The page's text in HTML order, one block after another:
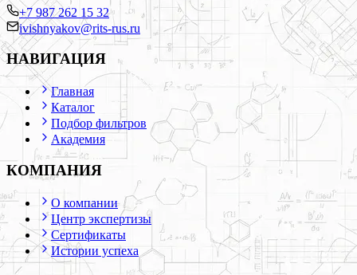
+7 987 262 15 32
ivishnyakov@rits-rus.ru
НАВИГАЦИЯ
Главная
Каталог
Подбор фильтров
Академия
КОМПАНИЯ
О компании
Центр экспертизы
Сертификаты
Истории успеха